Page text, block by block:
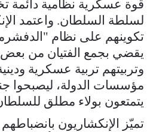
قوة عسكرية نظامية دائمة
لسلطة السلطان. واعتمد
تكوينهم على نظام
يقضي بجمع الفتيان من بعض
وتربيتهم تربية عسكرية
مؤسسات الدولة، ليصبحوا
يتمتعون بولاء مطلق
تميّز الإنكشاريون